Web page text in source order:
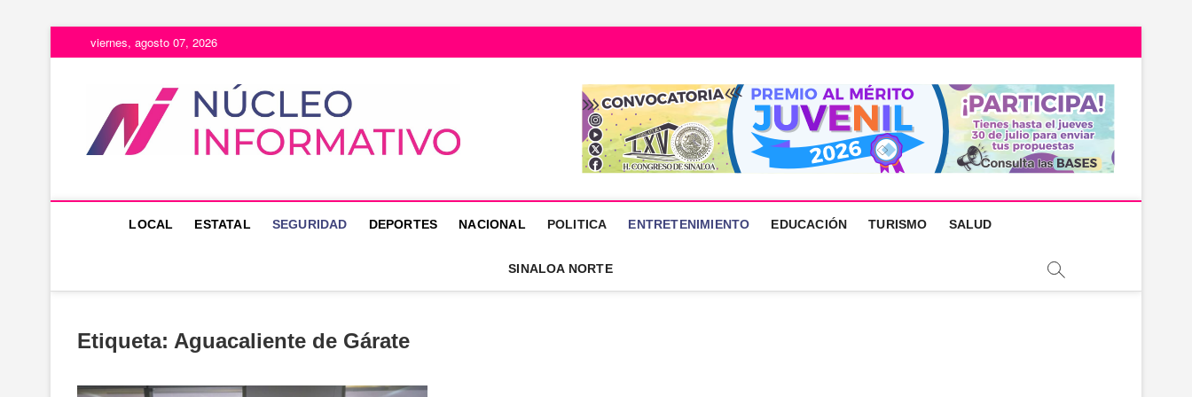
al
viernes, agosto 07, 2026
Núcleo Informativo
PORTAL DE NOTICIAS LOCALES DEL ESTADO DE SINALOA
LOCAL ESTATAL SEGURIDAD DEPORTES NACIONAL POLITICA ENTRETENIMIENTO EDUCACIÓN TURISMO SALUD
SINALOA NORTE
Etiqueta: Aguacaliente de Gárate